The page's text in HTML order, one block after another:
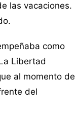
las vacaciones.
como
Libertad
al momento de
del